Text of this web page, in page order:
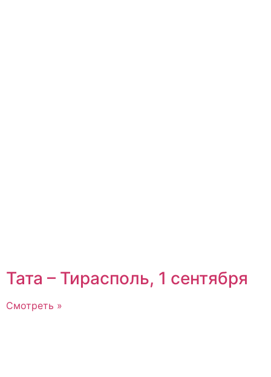
Тата – Тирасполь, 1 сентября
Смотреть »